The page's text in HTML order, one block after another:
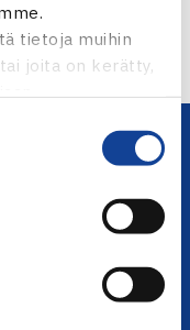
tietoja muihin
joita on kerätty,